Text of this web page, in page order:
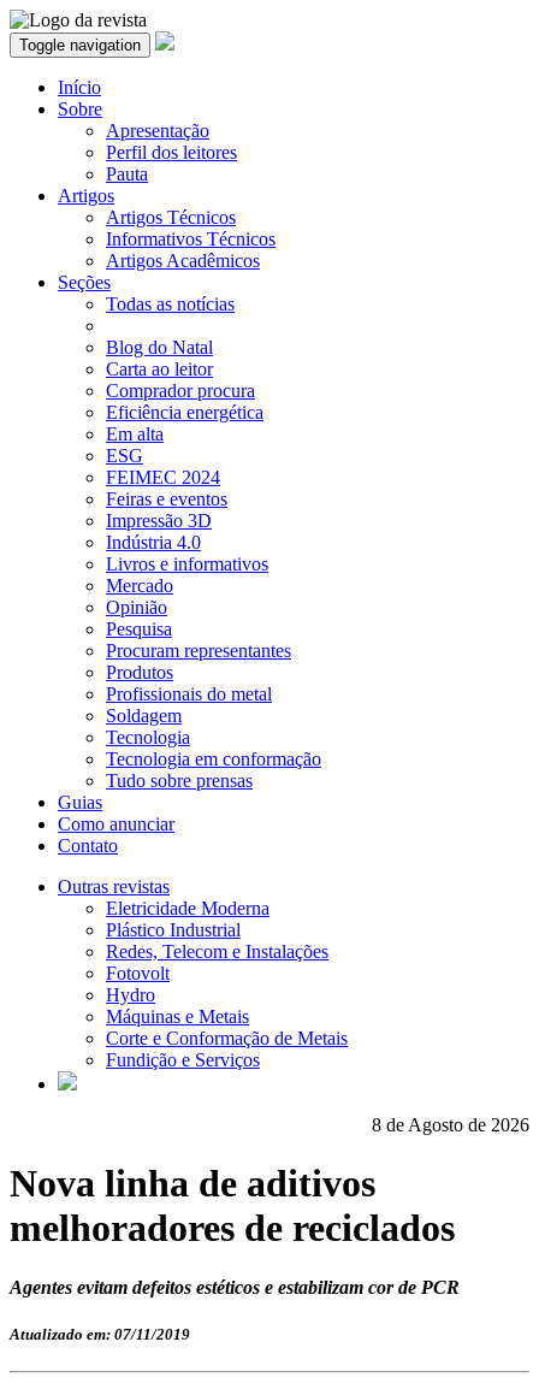
Toggle navigation
Início
Sobre
Apresentação
Perfil dos leitores
Pauta
Artigos
Artigos Técnicos
Informativos Técnicos
Artigos Acadêmicos
Seções
Todas as notícias
Blog do Natal
Carta ao leitor
Comprador procura
Eficiência energética
Em alta
ESG
FEIMEC 2024
Feiras e eventos
Impressão 3D
Indústria 4.0
Livros e informativos
Mercado
Opinião
Pesquisa
Procuram representantes
Produtos
Profissionais do metal
Soldagem
Tecnologia
Tecnologia em conformação
Tudo sobre prensas
Guias
Como anunciar
Contato
Outras revistas
Eletricidade Moderna
Plástico Industrial
Redes, Telecom e Instalações
Fotovolt
Hydro
Máquinas e Metais
Corte e Conformação de Metais
Fundição e Serviços
8 de Agosto de 2026
Nova linha de aditivos
melhoradores de reciclados
Agentes evitam defeitos estéticos e estabilizam cor de PCR
Atualizado em: 07/11/2019